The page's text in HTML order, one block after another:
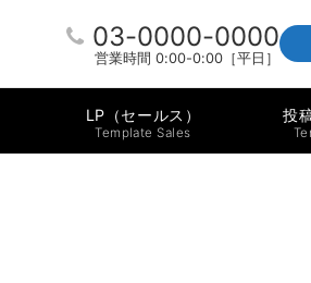
03-0000-0000
営業時間 0:00-0:00［平日］
LP（セールス）
Template Sales
投